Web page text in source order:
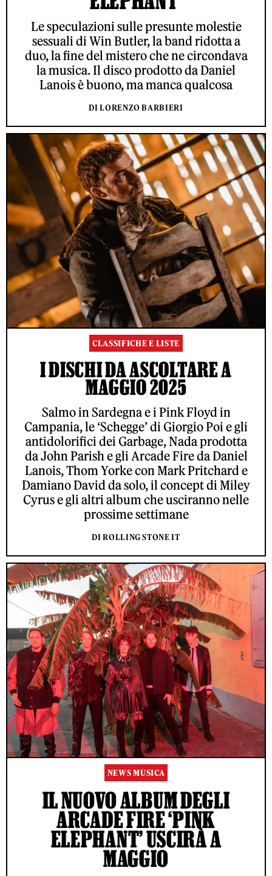
Le speculazioni sulle presunte molestie
sessuali di Win Butler, la band ridotta a
duo, la fine del mistero che ne circondava
la musica. Il disco prodotto da Daniel
Lanois è buono, ma manca qualcosa
DI LORENZO BARBIERI
CLASSIFICHE E LISTE
I DISCHI DA ASCOLTARE A
MAGGIO 2025
Salmo in Sardegna e i Pink Floyd in
Campania, le ‘Schegge’ di Giorgio Poi e gli
antidolorifici dei Garbage, Nada prodotta
da John Parish e gli Arcade Fire da Daniel
Lanois, Thom Yorke con Mark Pritchard e
Damiano David da solo, il concept di Miley
Cyrus e gli altri album che usciranno nelle
prossime settimane
DI ROLLING STONE IT
NEWS MUSICA
IL NUOVO ALBUM DEGLI
ARCADE FIRE ‘PINK
ELEPHANT’ USCIRÀ A
MAGGIO